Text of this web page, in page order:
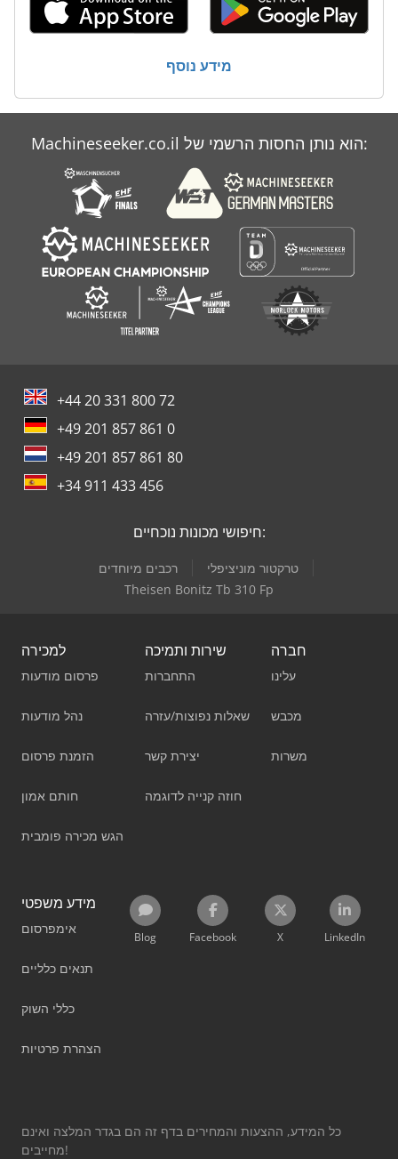
מידע נוסף
Machineseeker.co.il הוא נותן החסות הרשמי של:
+44 20 331 800 72
+49 201 857 861 0
+49 201 857 861 80
+34 911 433 456
חיפושי מכונות נוכחיים:
רכבים מיוחדים
טרקטור מוניציפלי
Theisen Bonitz Tb 310 Fp
למכירה
פרסום מודעות
נהל מודעות
הזמנת פרסום
חותם אמון
הגש מכירה פומבית
שירות ותמיכה
התחברות
שאלות נפוצות/עזרה
יצירת קשר
חוזה קנייה לדוגמה
חברה
עלינו
מכבש
משרות
מידע משפטי
אימפרסום
תנאים כלליים
כללי השוק
הצהרת פרטיות
Blog Facebook X LinkedIn
כל המידע, ההצעות והמחירים בדף זה הם בגדר המלצה ואינם
מחייבים!